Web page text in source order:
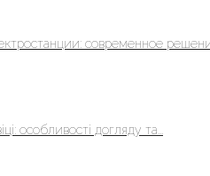
современное
особливості догляду та...